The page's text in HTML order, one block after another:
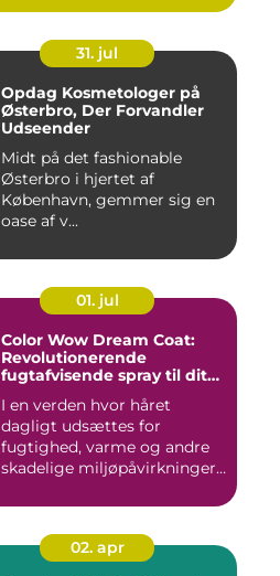
31. jul
Opdag Kosmetologer på
Østerbro, Der Forvandler
Udseender
Midt på det fashionable
Østerbro i hjertet af
København, gemmer sig en
oase af v...
01. jul
Color Wow Dream Coat:
Revolutionerende
fugtafvisende spray til dit
I en verden hvor håret
dagligt udsættes for
fugtighed, varme og andre
skadelige miljøpåvirkninger,
02. apr